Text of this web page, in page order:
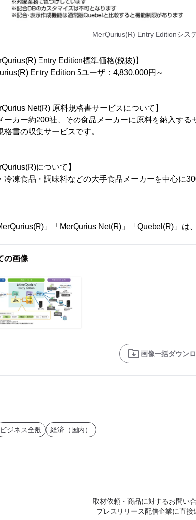
MerQurius(R) Entry Editionシス
Entry Edition標準価格(税抜)】
Entry Edition 5ユーザ：4,830,000円～
Net(R) 原料規格書サービスについて】
ーカー約200社、その食品メーカーに原料を納入する
格書の収集サービスです。
について】
冷凍食品・調味料などの大手食品メーカーを中心に
」「MerQurius Net(R)」「Quebel(R)」は
の画像
画像一括ダウン
ビジネス全般 経済（国内）
取材依頼・商品に対するお問い
プレスリリース配信企業に直接